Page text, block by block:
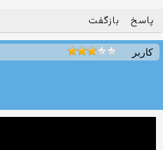
پاسخ بازگفت
کاربر